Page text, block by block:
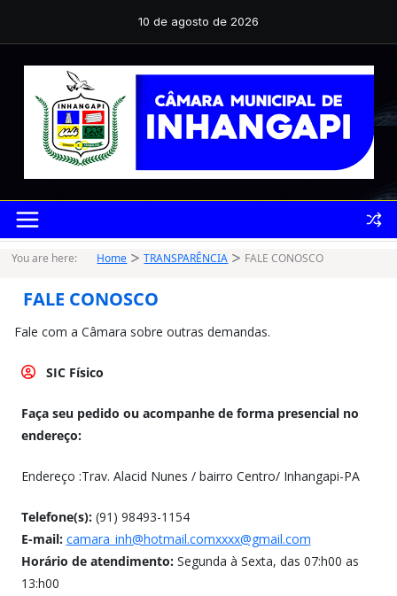
conteúdo
10 de agosto de 2026
You are here: Home TRANSPARÊNCIA FALE CONOSCO
FALE CONOSCO
Fale com a Câmara sobre outras demandas.
SIC Físico
Faça seu pedido ou acompanhe de forma presencial no
endereço:
Endereço :Trav. Alacid Nunes / bairro Centro/ Inhangapi-PA
Telefone(s): (91) 98493-1154
E-mail: camara_inh@hotmail.comxxxx@gmail.com
Horário de atendimento: Segunda à Sexta, das 07:h00 as
13:h00